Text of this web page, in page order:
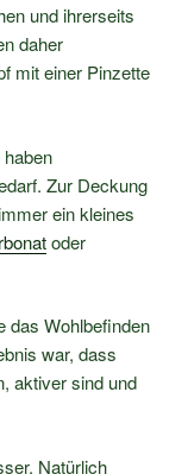
und ihrerseits
daher
mit einer Pinzette
Zur Deckung
ein kleines
oder
das Wohlbefinden
war, dass
aktiver sind und
Natürlich